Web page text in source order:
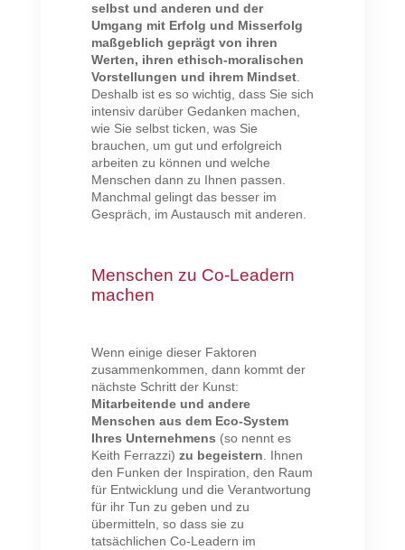
selbst und anderen und der
Umgang mit Erfolg und Misserfolg
maßgeblich geprägt von ihren
Werten, ihren ethisch-moralischen
Vorstellungen und ihrem Mindset.
Deshalb ist es so wichtig, dass Sie sich
intensiv darüber Gedanken machen,
wie Sie selbst ticken, was Sie
brauchen, um gut und erfolgreich
arbeiten zu können und welche
Menschen dann zu Ihnen passen.
Manchmal gelingt das besser im
Gespräch, im Austausch mit anderen.
Menschen zu Co-Leadern
machen
Wenn einige dieser Faktoren
zusammenkommen, dann kommt der
nächste Schritt der Kunst:
Mitarbeitende und andere
Menschen aus dem Eco-System
Ihres Unternehmens (so nennt es
Keith Ferrazzi) zu begeistern . Ihnen
den Funken der Inspiration, den Raum
für Entwicklung und die Verantwortung
für ihr Tun zu geben und zu
übermitteln, so dass sie zu
tatsächlichen Co-Leadern im